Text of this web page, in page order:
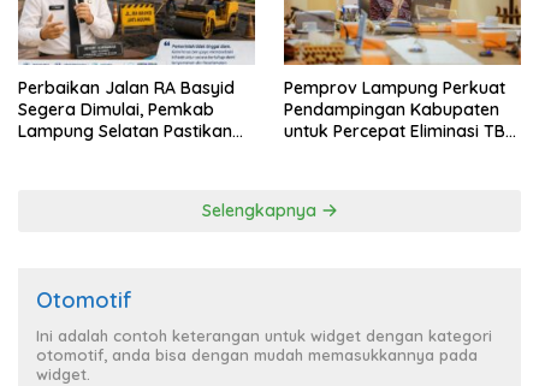
Perbaikan Jalan RA Basyid
Segera Dimulai, Pemkab
Lampung Selatan Pastikan
Pemprov Lampung Perkuat
Pendampingan Kabupaten
untuk Percepat Eliminasi TBC
Selengkapnya
Otomotif
Ini adalah contoh keterangan untuk widget dengan kategori
otomotif, anda bisa dengan mudah memasukkannya pada
widget.